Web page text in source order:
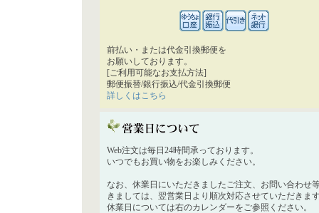
前払い・または代金引換郵便を
お願いしております。
[ご利用可能なお支払方法]
郵便振替/銀行振込/代金引換郵便
詳しくはこちら
Web注文は毎日24時間承っております。
いつでもお買い物をお楽しみください。
なお、休業日にいただきましたご注文、お問い合わせ
きましては、翌営業日より順次対応させていただきま
休業日については右のカレンダーをご参照ください。